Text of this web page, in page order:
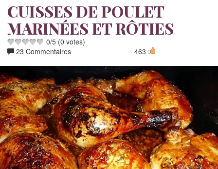
CUISSES DE POULET
MARINÉES ET RÔTIES
0/5 (0 votes)
23 Commentaires
463